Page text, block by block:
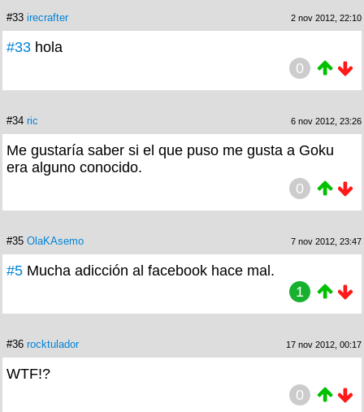
#33 irecrafter 2 nov 2012, 22:10
#33 hola
0
#34 ric 6 nov 2012, 23:26
Me gustaría saber si el que puso me gusta a Goku
era alguno conocido.
0
#35 OlaKAsemo 7 nov 2012, 23:47
#5 Mucha adicción al facebook hace mal.
1
#36 rocktulador 17 nov 2012, 00:17
WTF!?
0